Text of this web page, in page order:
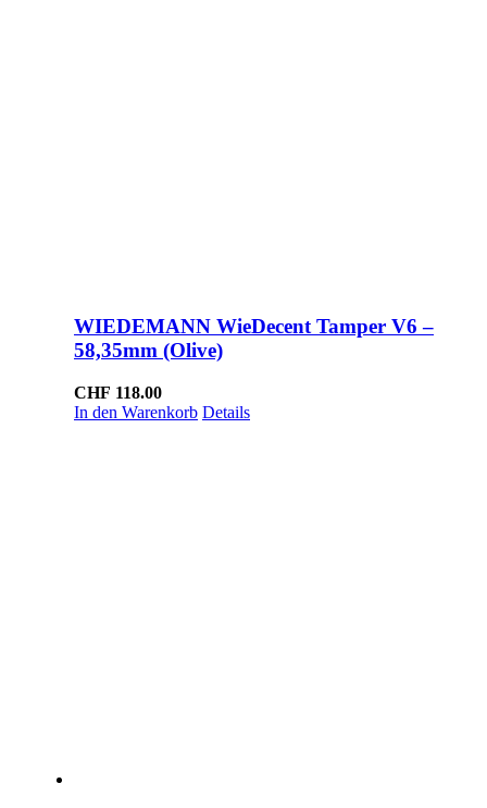
WIEDEMANN WieDecent Tamper V6 –
58,35mm (Olive)
CHF 118.00
In den Warenkorb Details